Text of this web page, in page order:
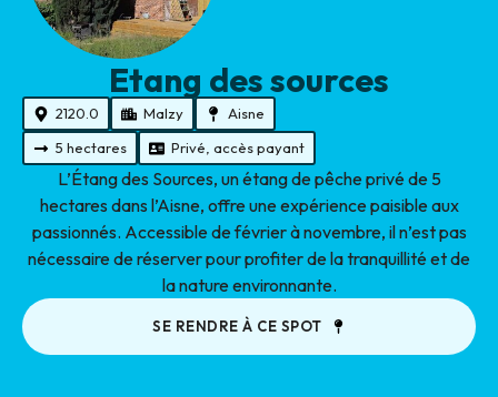
Etang des sources
2120.0 Malzy
Aisne
5 hectares
Privé, accès payant
L’Étang des Sources, un étang de pêche privé de 5
hectares dans l’Aisne, offre une expérience paisible aux
passionnés. Accessible de février à novembre, il n’est pas
nécessaire de réserver pour profiter de la tranquillité et de
la nature environnante.
SE RENDRE À CE SPOT